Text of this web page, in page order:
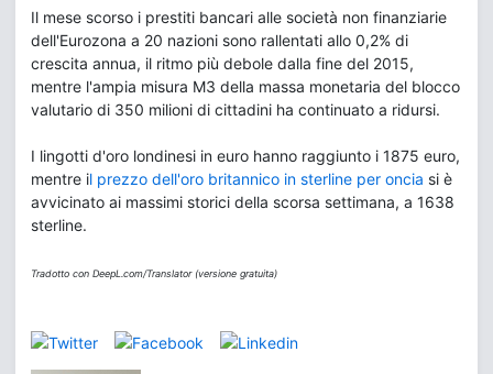
Il mese scorso i prestiti bancari alle società non finanziarie
dell'Eurozona a 20 nazioni sono rallentati allo 0,2% di
crescita annua, il ritmo più debole dalla fine del 2015,
mentre l'ampia misura M3 della massa monetaria del blocco
valutario di 350 milioni di cittadini ha continuato a ridursi.
I lingotti d'oro londinesi in euro hanno raggiunto i 1875 euro,
mentre il prezzo dell'oro britannico in sterline per oncia si è
avvicinato ai massimi storici della scorsa settimana, a 1638
sterline.
Tradotto con DeepL.com/Translator (versione gratuita)